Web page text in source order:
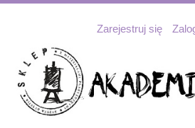
Zarejestruj się